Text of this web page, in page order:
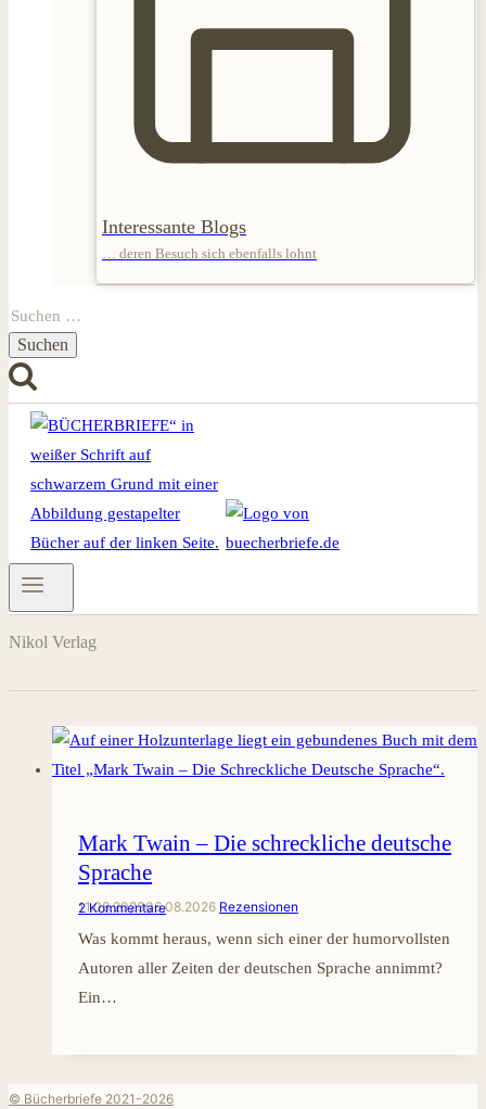
Interessante Blogs
… deren Besuch sich ebenfalls lohnt
Suchen
nach:
Nikol Verlag
Mark Twain – Die schreckliche deutsche
Sprache
11.08.202306.08.2026 Rezensionen
2 Kommentare
Was kommt heraus, wenn sich einer der humorvollsten
Autoren aller Zeiten der deutschen Sprache annimmt?
Ein…
© Bücherbriefe 2021-2026